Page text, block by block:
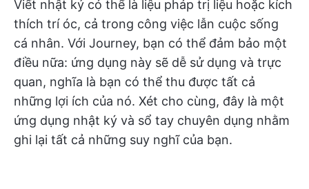
Viết nhật ký có thể là liệu pháp trị liệu hoặc kích
thích trí óc, cả trong công việc lẫn cuộc sống
cá nhân. Với Journey, bạn có thể đảm bảo một
điều nữa: ứng dụng này sẽ dễ sử dụng và trực
quan, nghĩa là bạn có thể thu được tất cả
những lợi ích của nó. Xét cho cùng, đây là một
ứng dụng nhật ký và sổ tay chuyên dụng nhằm
ghi lại tất cả những suy nghĩ của bạn.